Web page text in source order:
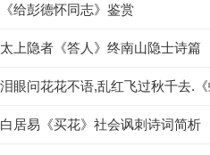
《给彭德怀同志》鉴赏
太上隐者《答人》终南山隐士诗篇
泪眼问花花不语,乱红飞过秋千去.
白居易《买花》社会讽刺诗词简析